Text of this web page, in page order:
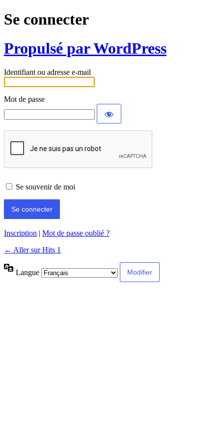
Se connecter
Propulsé par WordPress
Identifiant ou adresse e-mail
Mot de passe
Se souvenir de moi
Inscription | Mot de passe oublié ?
← Aller sur Hits 1
Langue